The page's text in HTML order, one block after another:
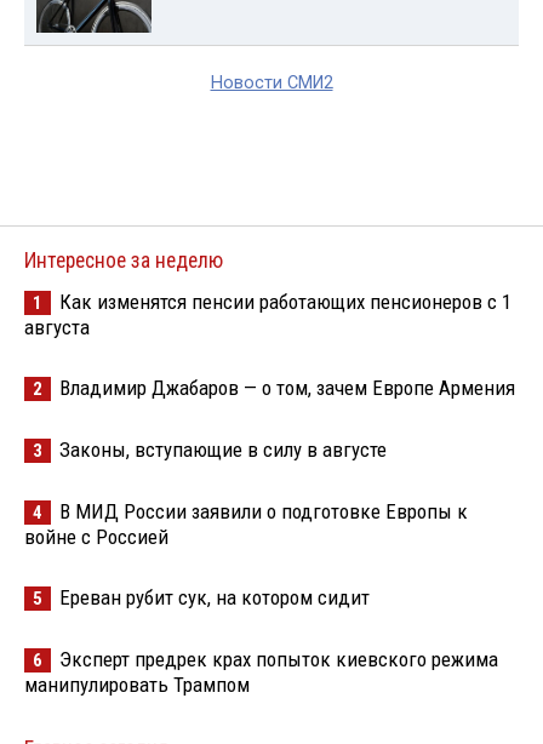
Новости СМИ2
Интересное за неделю
1
Как изменятся пенсии работающих пенсионеров с 1
августа
2 Владимир Джабаров — о том, зачем Европе Армения
3 Законы, вступающие в силу в августе
4
В МИД России заявили о подготовке Европы к
войне с Россией
5 Ереван рубит сук, на котором сидит
6
Эксперт предрек крах попыток киевского режима
манипулировать Трампом